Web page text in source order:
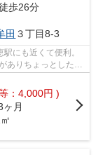
歩26分
田 ３丁目8-3
にも近くて便利。
ありちょっとした買
：4,000円 )
ヶ月